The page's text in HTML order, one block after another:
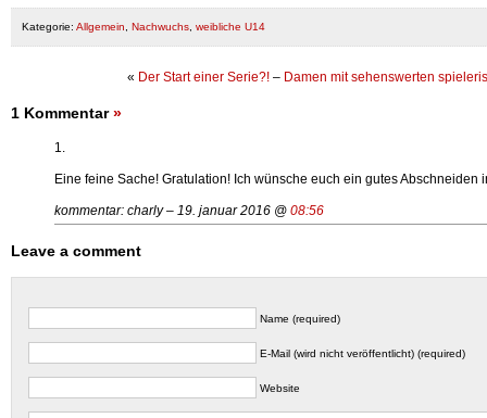
Kategorie: Allgemein Nachwuchs weibliche U14
« Der Start einer Serie?!– Damen mit sehenswerten
1 Kommentar»
1.
Eine feine Sache! Gratulation! Ich wünsche euch ein gutes Abschneiden
kommentar: charly – 19. januar 2016 @ 08:56
Leave a comment
Name (required)
E-Mail (wird nicht veröffentlicht) (required)
Website